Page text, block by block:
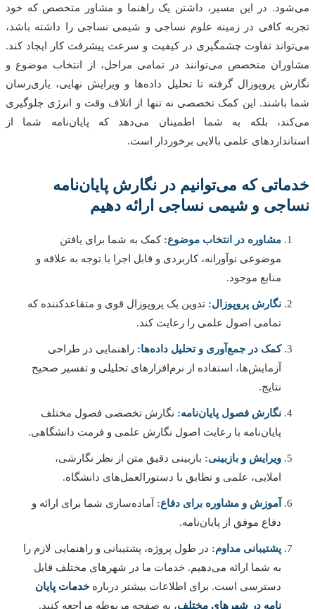
در این مسیر، داشتن یک راهنما و مشاور متخصص که خود
کافی در زمینه علوم نساجی و شیمی نساجی را داشته باشد،
تفاوت چشمگیری در کیفیت و سرعت پیشرفت کار ایجاد کند.
متخصص می‌توانند در تمامی مراحل، از انتخاب موضوع و
پروپوزال گرفته تا تحلیل داده‌ها و ویرایش نهایی، یاری‌رسان
باشند. این کمک تخصصی نه تنها از اتلاف وقت و انرژی جلوگیری
بلکه به شما اطمینان می‌دهد که پایان‌نامه شما از
علمی بالایی برخوردار است.
که می‌توانیم در نگارش پایان‌نامه
و شیمی نساجی ارائه دهیم
مشاوره در انتخاب موضوع:کمک به شما برای یافتن
موضوعی نوآورانه، کاربردی و قابل اجرا با توجه به علاقه و
منابع موجود.
نگارش پروپوزال:تدوین یک پروپوزال قوی و متقاعدکننده که
تمامی اصول علمی را رعایت کند.
کمک در جمع‌آوری و تحلیل داده‌ها:راهنمایی در طراحی
آزمایش‌ها، استفاده از نرم‌افزارهای تحلیلی و تفسیر صحیح
نگارش فصول پایان‌نامه:نگارش تخصصی فصول مختلف
پایان‌نامه با رعایت اصول نگارش علمی و فرمت دانشگاهی.
ویرایش و بازبینی: بازبینی دقیق متن از نظر نگارشی،
املایی، علمی و تطابق با دستورالعمل‌های دانشگاه.
آموزش و مشاوره برای دفاع:آماده‌سازی شما برای ارائه و
دفاع موفق از پایان‌نامه.
پشتیبانی مداوم:در طول پروژه، پشتیبانی و راهنمایی لازم را
به شما ارائه می‌دهیم. خدمات ما در شهرهای مختلف قابل
دسترسی است. برای اطلاعات بیشتر درباره خدمات پایان
نامه در شهرهای مختلف، به صفحه مربوطه مراجعه کنید.